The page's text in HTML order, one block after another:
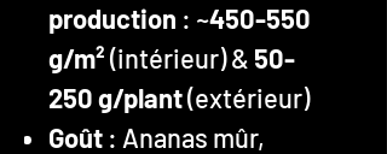
production : ~450-550
g/m²(intérieur) & 50-
250 g/plant(extérieur)
Goût : Ananas mûr,